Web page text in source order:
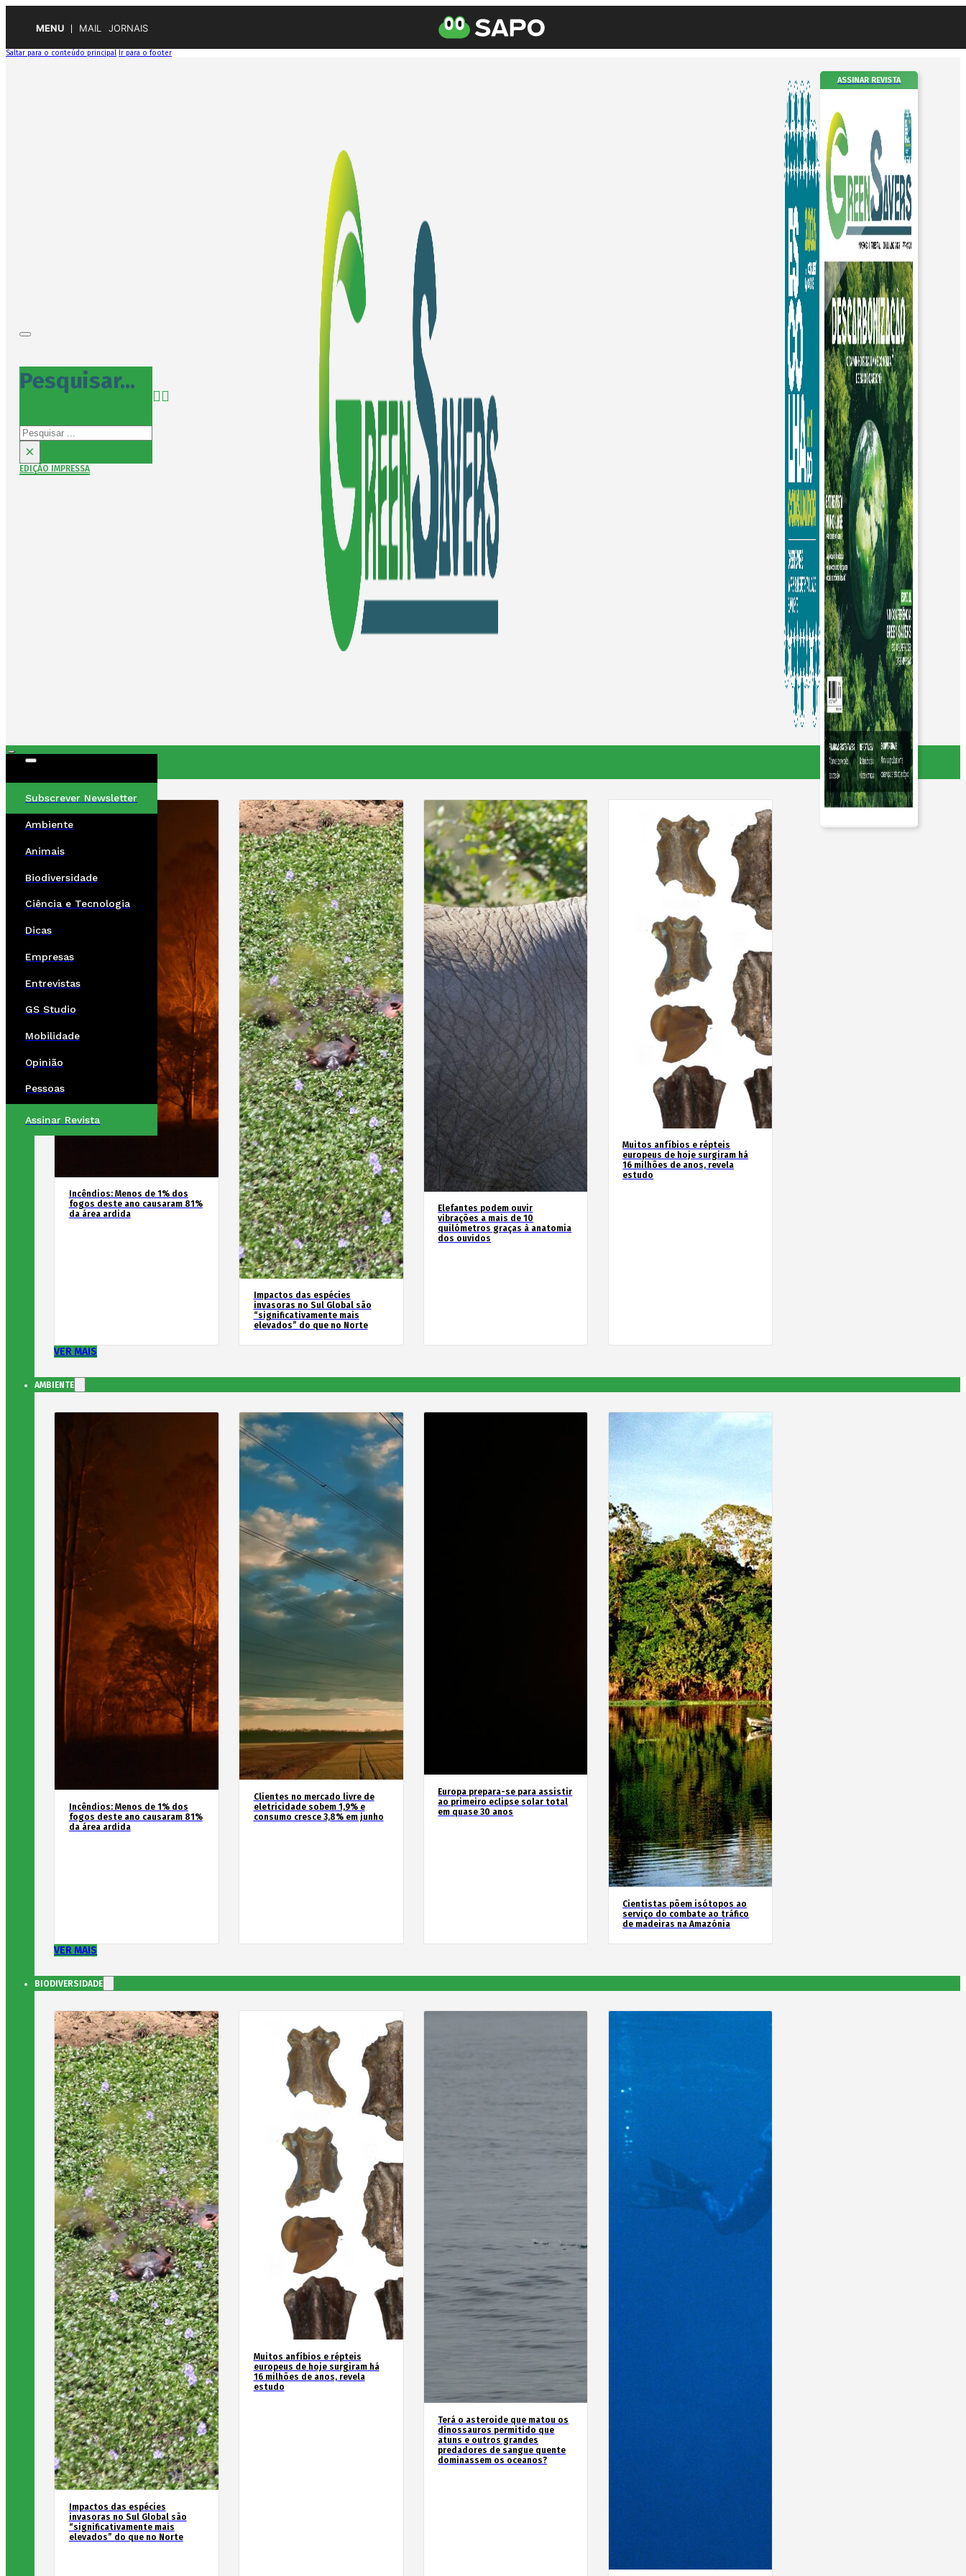
MENU MAIL JORNAIS
Saltar para o conteúdo principal Ir para o footer
Pesquisar...
Pesquisar
×
EDIÇÃO IMPRESSA
ASSINAR REVISTA
Subscrever Newsletter
Ambiente
Animais
Biodiversidade
Ciência e Tecnologia
Dicas
Empresas
Entrevistas
GS Studio
Mobilidade
Opinião
Pessoas
Assinar Revista
Incêndios: Menos de 1% dos
fogos deste ano causaram 81%
da área ardida
Impactos das espécies
invasoras no Sul Global são
“significativamente mais
elevados” do que no Norte
Elefantes podem ouvir
vibrações a mais de 10
quilómetros graças à anatomia
dos ouvidos
Muitos anfíbios e répteis
europeus de hoje surgiram há
16 milhões de anos, revela
estudo
VER MAIS
AMBIENTE
Incêndios: Menos de 1% dos
fogos deste ano causaram 81%
da área ardida
Clientes no mercado livre de
eletricidade sobem 1,9% e
consumo cresce 3,8% em junho
Europa prepara-se para assistir
ao primeiro eclipse solar total
em quase 30 anos
Cientistas põem isótopos ao
serviço do combate ao tráfico
de madeiras na Amazónia
VER MAIS
BIODIVERSIDADE
Impactos das espécies
invasoras no Sul Global são
“significativamente mais
elevados” do que no Norte
Muitos anfíbios e répteis
europeus de hoje surgiram há
16 milhões de anos, revela
estudo
Terá o asteroide que matou os
dinossauros permitido que
atuns e outros grandes
predadores de sangue quente
dominassem os oceanos?